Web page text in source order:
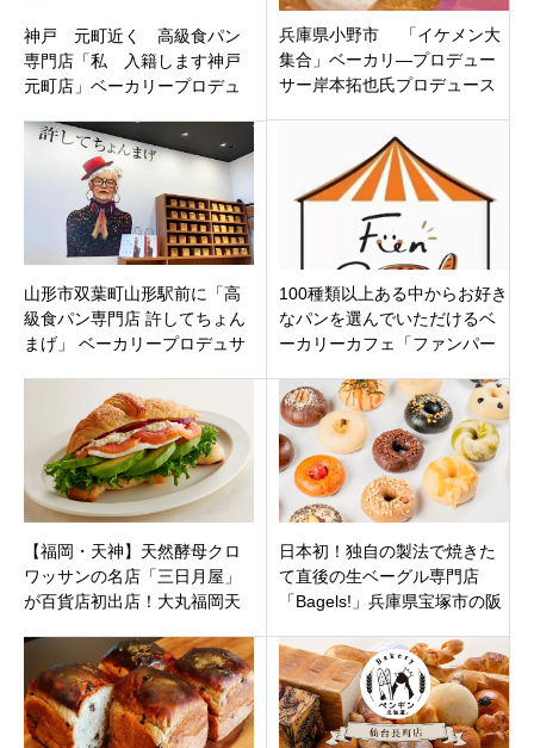
神戸 元町近く 高級食パン
専門店「私 入籍します神戸
元町店」ベーカリープロデュ
兵庫県小野市 「イケメン大
集合」ベーカリ―プロデュー
サー岸本拓也氏プロデュース
新規オープンです。
山形市双葉町山形駅前に「高
級食パン専門店 許してちょん
まげ」 ベーカリープロデュサ
100種類以上ある中からお好き
なパンを選んでいただけるベ
ーカリーカフェ「ファンパー
月12日オープンです。
【福岡・天神】天然酵母クロ
ワッサンの名店「三日月屋」
が百貨店初出店！大丸福岡天
日本初！独自の製法で焼きた
て直後の生ベーグル専門店
「Bagels!」兵庫県宝塚市の阪